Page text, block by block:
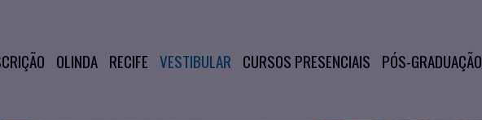
OLINDA RECIFE VESTIBULAR CURSOS PRESENCIAIS PÓS-GRADUAÇÃO